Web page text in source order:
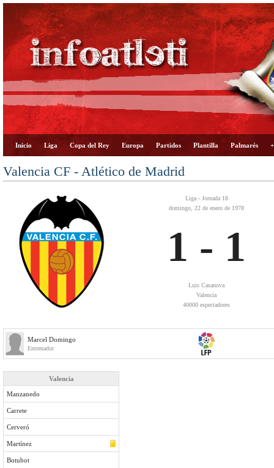
Inicio Liga Copa del Rey Europa Partidos Plantilla Palmarés
Valencia CF - Atlético de Madrid
Liga - Jornada 18
domingo, 22 de enero de 1978
1 - 1
Luis Casanova
Valencia
40000 espectadores
Marcel Domingo
Entrenador
Valencia
Manzanedo
Carrete
Cerveró
Martínez
Botubot